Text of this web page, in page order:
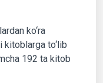
ko‘ra
kitoblarga to‘lib
192 ta kitob